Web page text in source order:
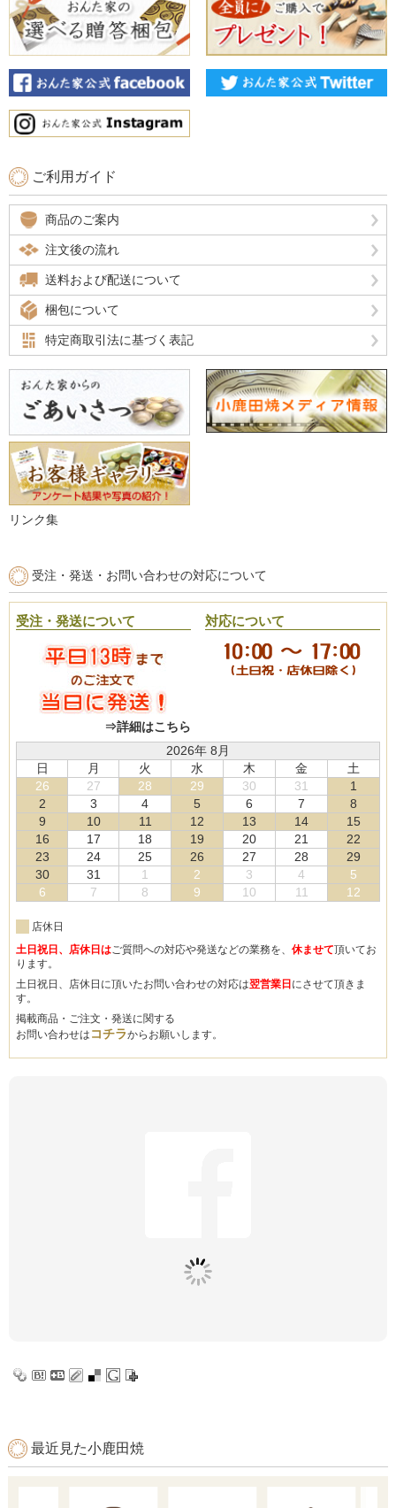
ご利用ガイド
商品のご案内
注文後の流れ
送料および配送について
梱包について
特定商取引法に基づく表記
リンク集
受注・発送・お問い合わせの対応について
受注・発送について
⇒詳細はこちら
対応について
2026年 8月
日
月 火 水 木 金
土
26
27 28 29 30 31
1
2
3 4 5 6 7
8
9
10 11 12 13 14
15
16
17 18 19 20 21
22
23
24 25 26 27 28
29
30
31 1 2 3 4
5
6
7 8 9 10 11 12
店休日
土日祝日、店休日はご質問への対応や発送などの業務を、 休ませて頂いてお
ります。
土日祝日、店休日に頂いたお問い合わせの対応は翌営業日にさせて頂きま
す。
掲載商品・ご注文・発送に関する
お問い合わせは コチラからお願いします。
最近見た小鹿田焼